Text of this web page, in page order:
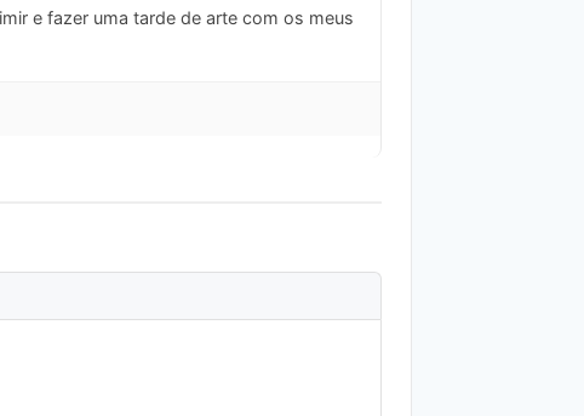
e fazer uma tarde de arte com os meus